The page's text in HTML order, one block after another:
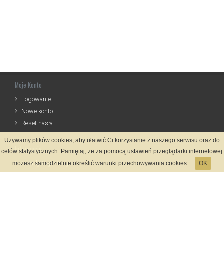
Moje Konto
Logowanie
Nowe konto
Reset hasła
Informacje
Zasady Rejestracji
Używamy plików cookies, aby ułatwić Ci korzystanie z naszego serwisu oraz do
celów statystycznych. Pamiętaj, że za pomocą ustawień przeglądarki internetowej
możesz samodzielnie określić warunki przechowywania cookies.
OK